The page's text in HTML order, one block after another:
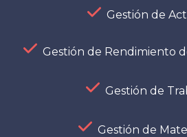
Gestión de
Gestión de Rendimiento
Gestión de
Gestión de